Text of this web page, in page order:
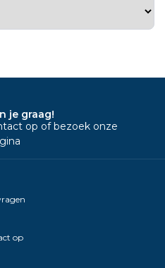
je graag!
op of bezoek onze
op